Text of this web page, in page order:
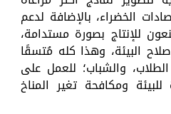
الخضراء، بالإضافة لدعم
للإنتاج بصورة مستدامة،
البيئة، وهذا كله مُتسقًا
والشباب؛ للعمل على
ومكافحة تغير المناخ